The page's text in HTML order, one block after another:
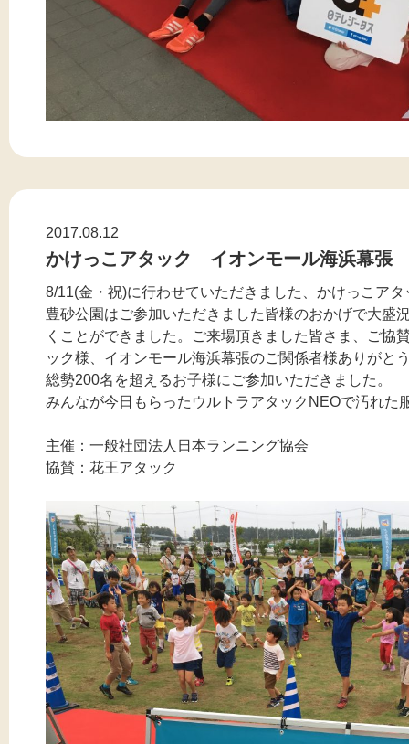
2017.08.12
かけっこアタック イオンモール海浜幕張
8/11(金・祝)に行わせていただきました、かけっこ
豊砂公園はご参加いただきました皆様のおかげで大盛
くことができました。ご来場頂きました皆さま、ご協
ック様、イオンモール海浜幕張のご関係者様ありがと
総勢200名を超えるお子様にご参加いただきました。
みんなが今日もらったウルトラアタックNEOで汚れた
主催：一般社団法人日本ランニング協会
協賛：花王アタック